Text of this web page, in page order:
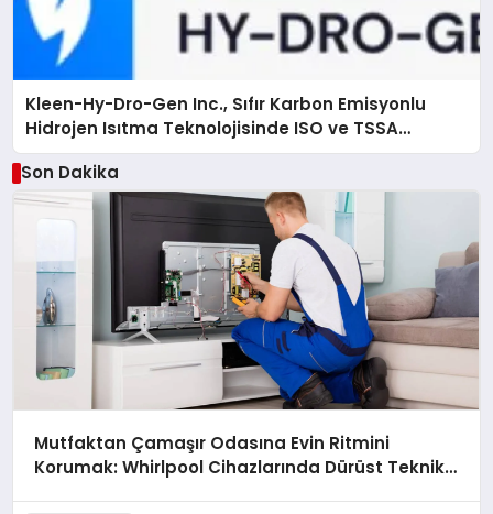
Kleen-Hy-Dro-Gen Inc., Sıfır Karbon Emisyonlu
Hidrojen Isıtma Teknolojisinde ISO ve TSSA
Düzenleyici Onaylarını Aldı
Son Dakika
Mutfaktan Çamaşır Odasına Evin Ritmini
Korumak: Whirlpool Cihazlarında Dürüst Teknik